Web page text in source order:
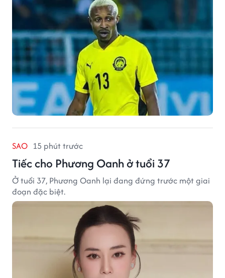
SAO 15 phút trước
Tiếc cho Phương Oanh ở tuổi 37
Ở tuổi 37, Phương Oanh lại đang đứng trước một giai
đoạn đặc biệt.